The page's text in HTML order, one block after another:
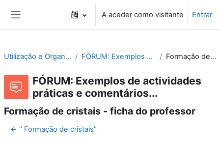
A aceder como visitante Entrar
Utilização e Organização de Laboratórios Escolares FÓRUM: Exemplos de actividades práticas e comentários... Formação de cristais - ficha do professor
FÓRUM: Exemplos de actividades
práticas e comentários...
Formação de cristais - ficha do professor
← " Formação de cristais"